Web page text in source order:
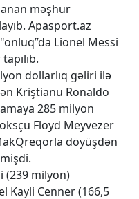
məşhur
Apasport.az
Lionel Messi
dollarlıq gəliri ilə
Kriştianu Ronaldo
285 milyon
Floyd Meyvezer
döyüşdən
(239 milyon)
Kayli Cenner (166,5